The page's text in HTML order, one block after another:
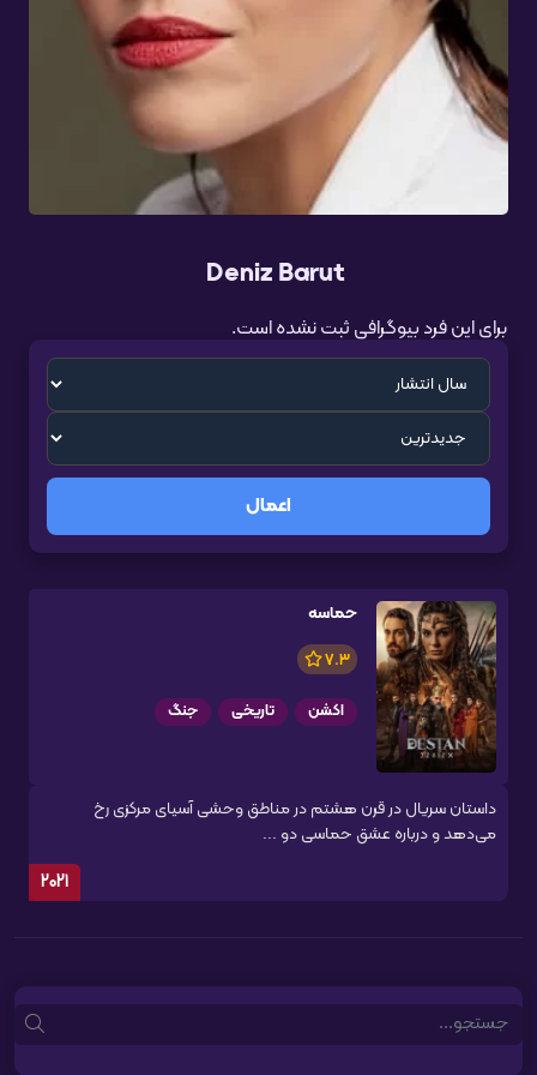
Deniz Barut
برای این فرد بیوگرافی ثبت نشده است.
اعمال
حماسه
7.3
اکشن تاریخی جنگ
داستان سریال در قرن هشتم در مناطق وحشی آسیای مرکزی رخ
می‌دهد و درباره عشق حماسی دو ...
2021
Search